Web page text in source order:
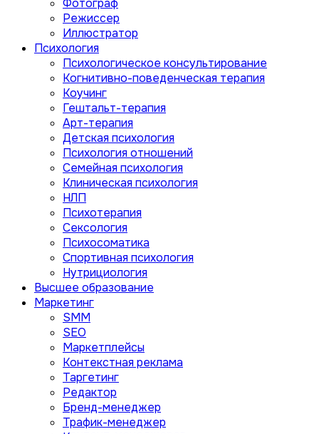
Фотограф
Режиссер
Иллюстратор
Психология
Психологическое консультирование
Когнитивно-поведенческая терапия
Коучинг
Гештальт-терапия
Арт-терапия
Детская психология
Психология отношений
Семейная психология
Клиническая психология
НЛП
Психотерапия
Сексология
Психосоматика
Спортивная психология
Нутрициология
Высшее образование
Маркетинг
SMM
SEO
Маркетплейсы
Контекстная реклама
Таргетинг
Редактор
Бренд-менеджер
Трафик-менеджер